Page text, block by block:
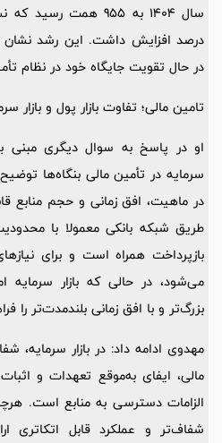
درصد افزایش داشت. این رشد نشان
در حال تقویت جایگاه خود در نظام
تامین مالی؛ تفاوت‌ بازار پول و بازار
او در پاسخ به سوال دیگری مبنی بر
سرمایه در تأمین مالی بنگاه‌ها
در ماهیت، افق زمانی و حجم منابع
طریق شبکه بانکی معمولا با
بازپرداخت همراه است و برای
می‌شود، در حالی که بازار سرمایه
بزرگ‌تر و با افق زمانی بلندمدت‌تر را
مهدوی ادامه داد: در بازار سرمایه،
مالی، ایفای به‌موقع تعهدات و
الزامات دسترسی به منابع است. هرچه
شفاف‌تر و عملکرد قابل اتکاتری